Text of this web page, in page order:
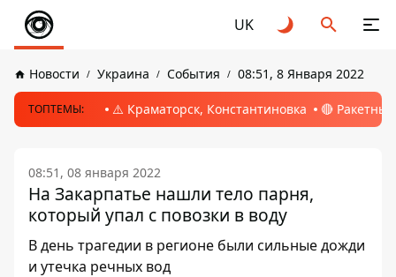
UK
Новости Украина События 08:51, 8 Января 2022
ТОПТЕМЫ: ⚠️ Краматорск, Константиновка 🔴
08:51, 08 января 2022
На Закарпатье нашли тело парня,
который упал с повозки в воду
В день трагедии в регионе были сильные дожди
и утечка речных вод